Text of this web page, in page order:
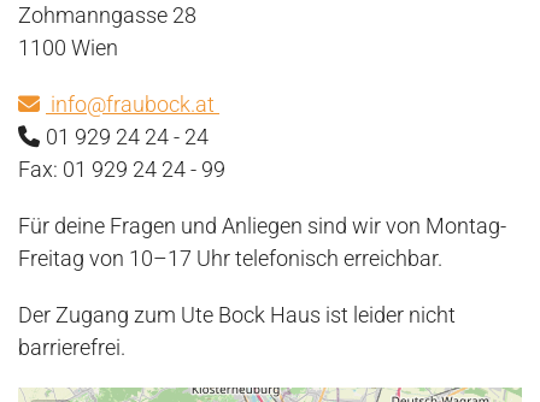
Zohmanngasse 28
1100 Wien
info@fraubock.at
01 929 24 24 - 24
Fax: 01 929 24 24 - 99
Für deine Fragen und Anliegen sind wir von Montag-
Freitag von 10–17 Uhr telefonisch erreichbar.
Der Zugang zum Ute Bock Haus ist leider nicht
barrierefrei.